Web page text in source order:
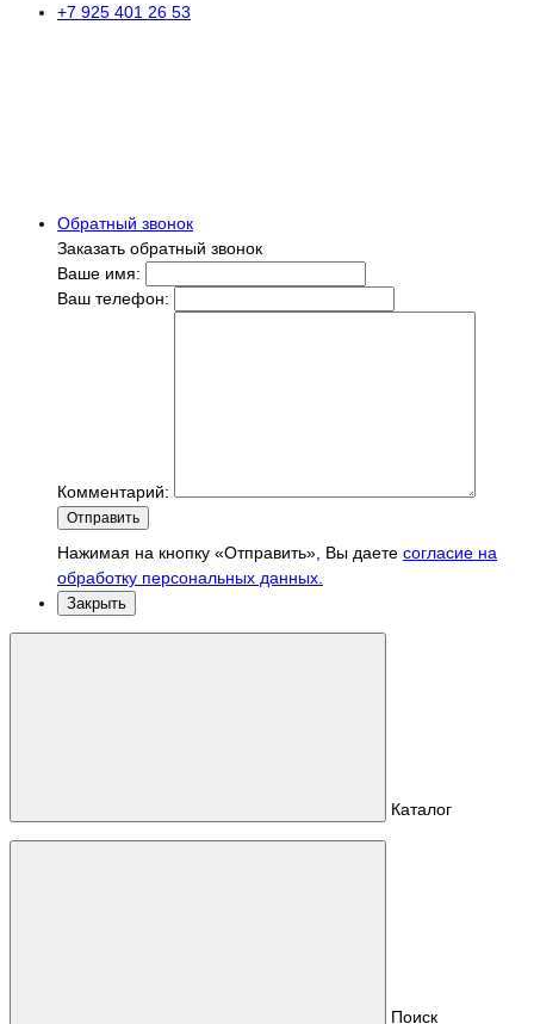
+7 925 401 26 53
Обратный звонок
Заказать обратный звонок
Ваше имя:
Ваш телефон:
Комментарий:
Отправить
Нажимая на кнопку «Отправить», Вы даете согласие на
обработку персональных данных.
Закрыть
Каталог
Поиск